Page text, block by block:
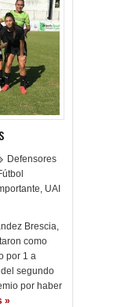
Defensores
, UAI
Brescia,
como
por 1 a
segundo
por haber
»